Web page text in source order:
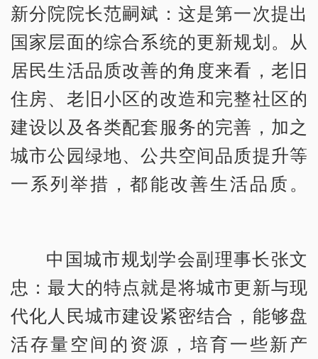
新分院院长范嗣斌：这是第一次提出
国家层面的综合系统的更新规划。从
居民生活品质改善的角度来看，老旧
住房、老旧小区的改造和完整社区的
建设以及各类配套服务的完善，加之
城市公园绿地、公共空间品质提升等
一系列举措，都能改善生活品质。
中国城市规划学会副理事长张文
忠：最大的特点就是将城市更新与现
代化人民城市建设紧密结合，能够盘
活存量空间的资源，培育一些新产